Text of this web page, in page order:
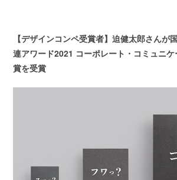
【デザインコンペ受賞者】迫健太郎さんが
連アワード2021 コーポレート・コミュニ
賞を受賞